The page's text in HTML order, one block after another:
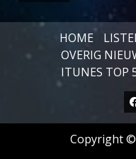
HOME
OVERIG
ITUNES TOP
Copyright